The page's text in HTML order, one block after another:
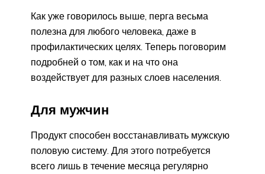
Как уже говорилось выше, перга весьма
полезна для любого человека, даже в
профилактических целях. Теперь поговорим
подробней о том, как и на что она
воздействует для разных слоев населения.
Для мужчин
Продукт способен восстанавливать мужскую
половую систему. Для этого потребуется
всего лишь в течение месяца регулярно